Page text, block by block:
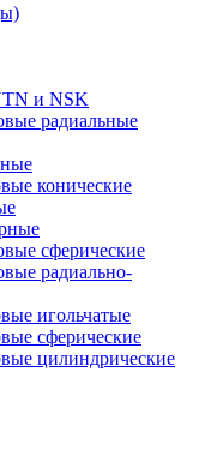
и NSK
радиальные
конические
сферические
радиально-
игольчатые
сферические
цилиндрические